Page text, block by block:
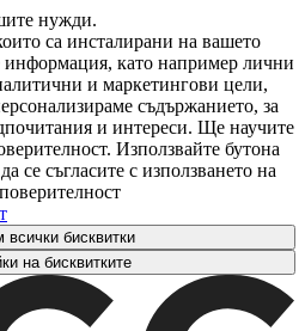
нужди.
са инсталирани на вашето
информация, като например лични
и маркетингови цели,
съдържанието, за
и интереси. Ще научите
Използвайте бутона
се съгласите с използването на
всички бисквитки
на бисквитките